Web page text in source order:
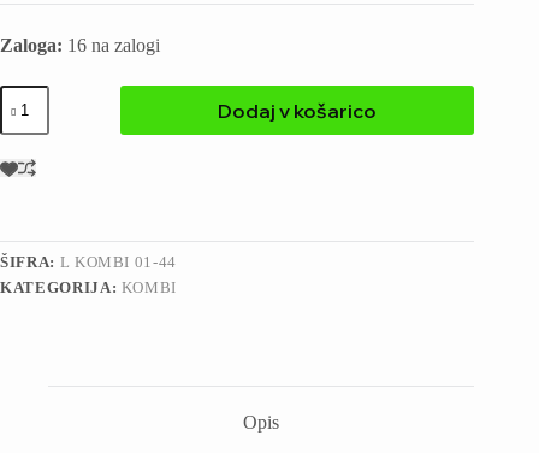
Zaloga: 16 na zalogi
Dodaj v košarico
ŠIFRA: L KOMBI 01-44
KATEGORIJA: KOMBI
Opis